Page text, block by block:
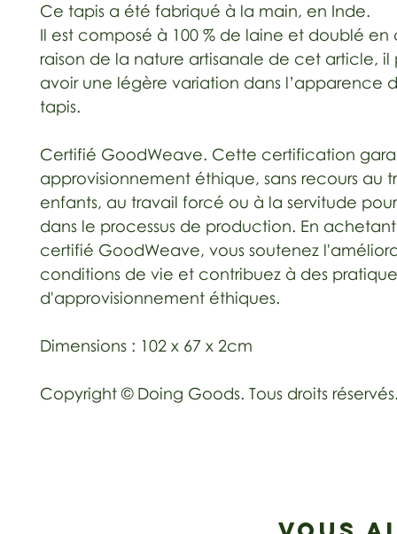
Ce tapis a été fabriqué à la main, en Inde.
Il est composé à 100 % de laine et doublé en
raison de la nature artisanale de cet article, il
avoir une légère variation dans l’apparence
tapis.
Certifié GoodWeave. Cette certification
approvisionnement éthique, sans recours au
enfants, au travail forcé ou à la servitude
dans le processus de production. En
certifié GoodWeave, vous soutenez
conditions de vie et contribuez à des
d'approvisionnement éthiques.
Dimensions : 102 x 67 x 2cm
Copyright © Doing Goods. Tous droits